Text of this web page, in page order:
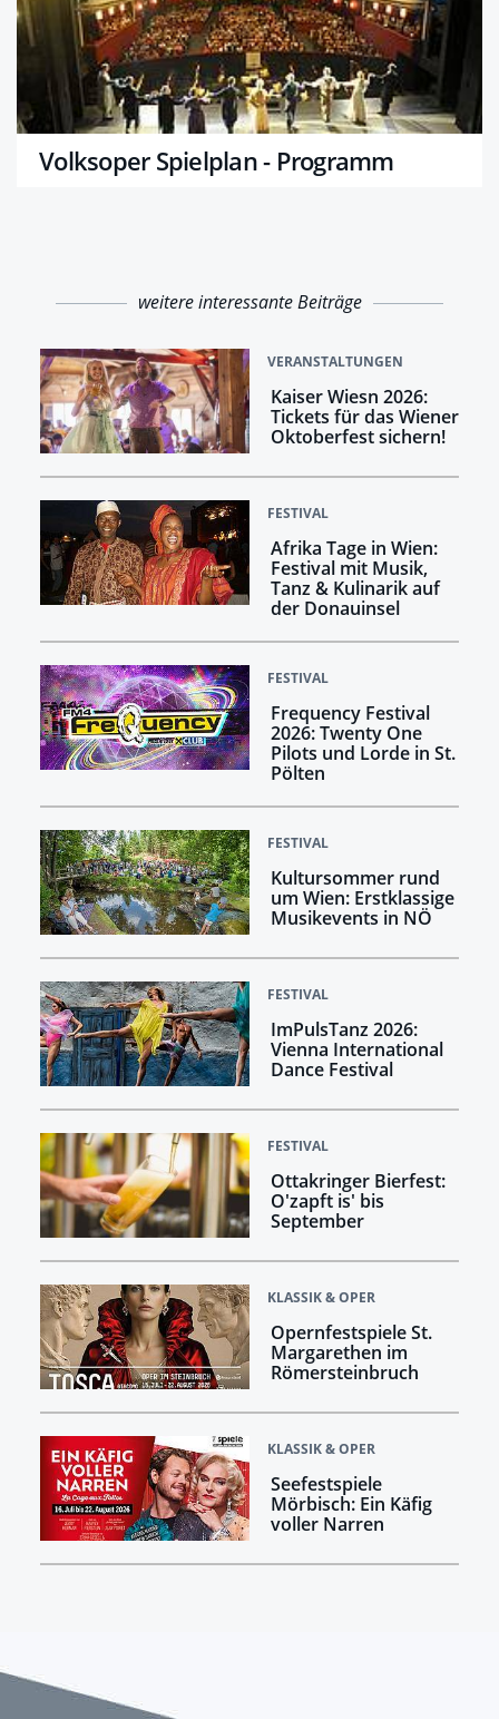
Volksoper Spielplan - Programm
weitere interessante Beiträge
VERANSTALTUNGEN
Kaiser Wiesn 2026:
Tickets für das Wiener
Oktoberfest sichern!
FESTIVAL
Afrika Tage in Wien:
Festival mit Musik,
Tanz & Kulinarik auf
der Donauinsel
FESTIVAL
Frequency Festival
2026: Twenty One
Pilots und Lorde in St.
Pölten
FESTIVAL
Kultursommer rund
um Wien: Erstklassige
Musikevents in NÖ
FESTIVAL
ImPulsTanz 2026:
Vienna International
Dance Festival
FESTIVAL
Ottakringer Bierfest:
O'zapft is' bis
September
KLASSIK & OPER
Opernfestspiele St.
Margarethen im
Römersteinbruch
KLASSIK & OPER
Seefestspiele
Mörbisch: Ein Käfig
voller Narren